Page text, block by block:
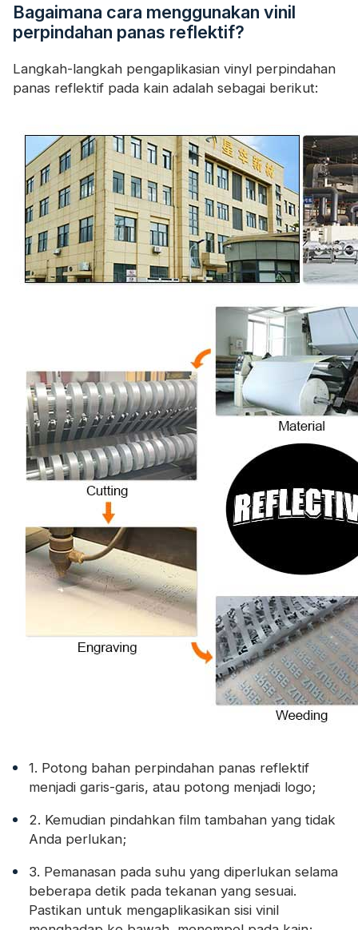
Bagaimana cara menggunakan vinil
perpindahan panas reflektif?
Langkah-langkah pengaplikasian vinyl perpindahan
panas reflektif pada kain adalah sebagai berikut:
1. Potong bahan perpindahan panas reflektif
menjadi garis-garis, atau potong menjadi logo;
2. Kemudian pindahkan film tambahan yang tidak
Anda perlukan;
3. Pemanasan pada suhu yang diperlukan selama
beberapa detik pada tekanan yang sesuai.
Pastikan untuk mengaplikasikan sisi vinil